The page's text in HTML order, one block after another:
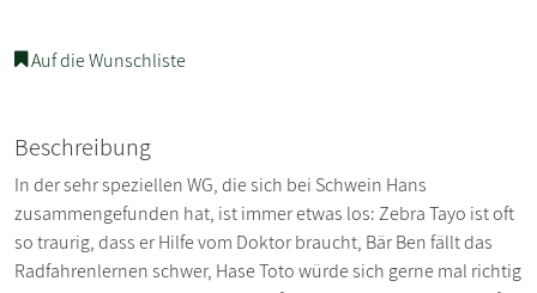
Auf die Wunschliste
Beschreibung
In der sehr speziellen WG, die sich bei Schwein Hans
zusammengefunden hat, ist immer etwas los: Zebra Tayo ist oft
so traurig, dass er Hilfe vom Doktor braucht, Bär Ben fällt das
Radfahrenlernen schwer, Hase Toto würde sich gerne mal richtig